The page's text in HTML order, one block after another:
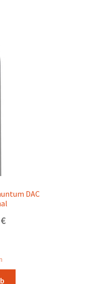
DAC
€Aktueller